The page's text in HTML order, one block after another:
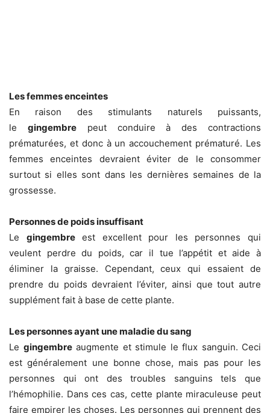
Les femmes enceintes
En raison des stimulants naturels puissants,
le gingembrepeut conduire à des contractions
prématurées, et donc à un accouchement prématuré. Les
femmes enceintes devraient éviter de le consommer
surtout si elles sont dans les dernières semaines de la
grossesse.
Personnes de poids insuffisant
Le gingembreest excellent pour les personnes qui
veulent perdre du poids, car il tue l’appétit et aide à
éliminer la graisse. Cependant, ceux qui essaient de
prendre du poids devraient l’éviter, ainsi que tout autre
supplément fait à base de cette plante.
Les personnes ayant une maladie du sang
Le gingembreaugmente et stimule le flux sanguin. Ceci
est généralement une bonne chose, mais pas pour les
personnes qui ont des troubles sanguins tels que
l’hémophilie. Dans ces cas, cette plante miraculeuse peut
faire empirer les choses. Les personnes qui prennent des